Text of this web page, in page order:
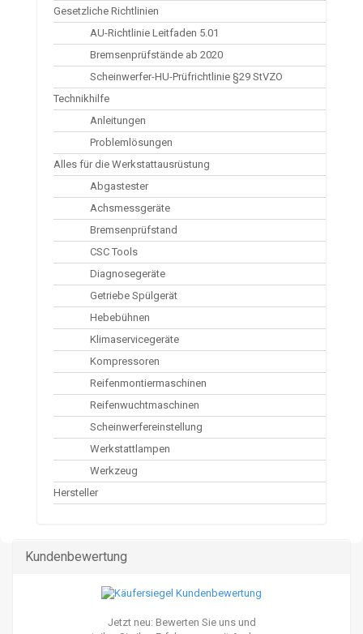
Gesetzliche Richtlinien
AU-Richtlinie Leitfaden 5.01
Bremsenprüfstände ab 2020
Scheinwerfer-HU-Prüfrichtlinie §29 StVZO
Technikhilfe
Anleitungen
Problemlösungen
Alles für die Werkstattausrüstung
Abgastester
Achsmessgeräte
Bremsenprüfstand
CSC Tools
Diagnosegeräte
Getriebe Spülgerät
Hebebühnen
Klimaservicegeräte
Kompressoren
Reifenmontiermaschinen
Reifenwuchtmaschinen
Scheinwerfereinstellung
Werkstattlampen
Werkzeug
Hersteller
Kundenbewertung
Jetzt neu: Bewerten Sie uns und